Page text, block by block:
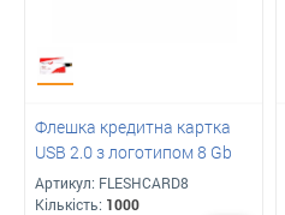
Флешка кредитна картка
USB 2.0 з логотипом 8 Gb
Артикул: FLESHCARD8
Кількість: 1000